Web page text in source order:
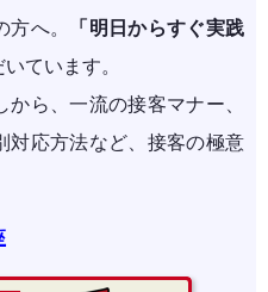
へ。
「明日からすぐ実践
ています。
ら、一流の接客マナー、
対応方法など、接客の極意